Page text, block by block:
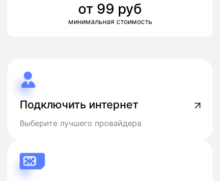
от 99 руб
минимальная стоимость
Подключить интернет
Выберите лучшего провайдера